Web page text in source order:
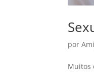
por
Muitos